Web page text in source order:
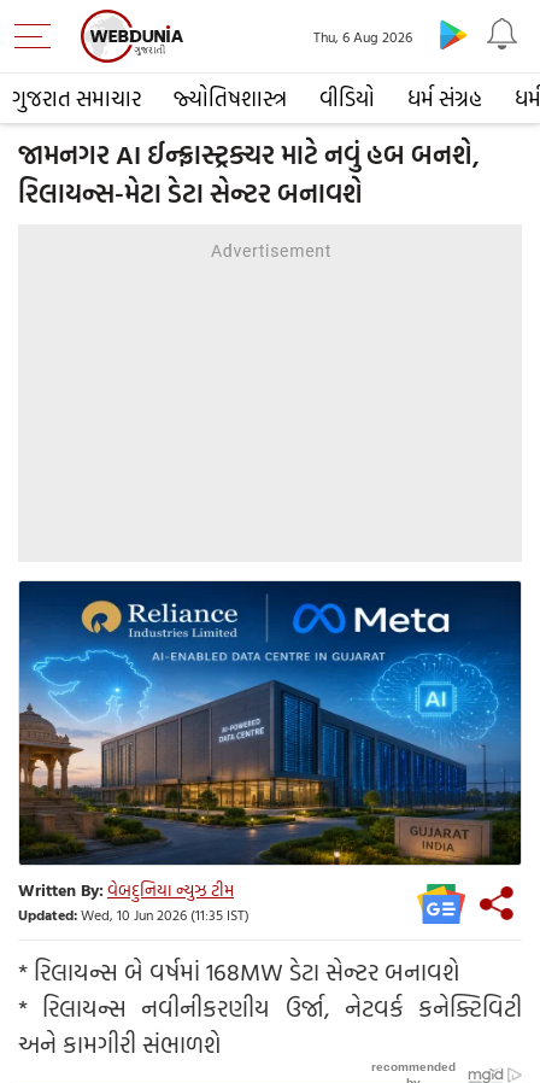
ગુજરાત સમાચાર જ્યોતિષશાસ્ત્ર વીડિયો ધર્મ સંગ્રહ ધર્મ
Thu, 6 Aug 2026
જામનગર AI ઈન્ફ્રાસ્ટ્રક્ચર માટે નવું હબ બનશે,
રિલાયન્સ-મેટા ડેટા સેન્ટર બનાવશે
Written By:વેબદુનિયા ન્યુઝ ટીમ
Updated:Wed, 10 Jun 2026 (11:35 IST)
* રિલાયન્સ બે વર્ષમાં 168MW ડેટા સેન્ટર બનાવશે
* રિલાયન્સ નવીનીકરણીય ઉર્જા, નેટવર્ક કનેક્ટિવિટી
અને કામગીરી સંભાળશે